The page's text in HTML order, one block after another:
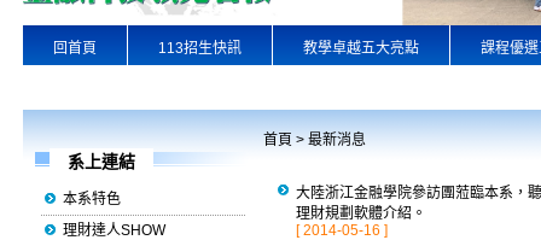
回首頁 113招生快訊 教學卓越五大亮點 課程優
系上連結
本系特色
理財達人SHOW
首頁 > 最新消息
大陸浙江金融學院參訪團蒞臨本系，
理財規劃軟體介紹。
[ 2014-05-16 ]